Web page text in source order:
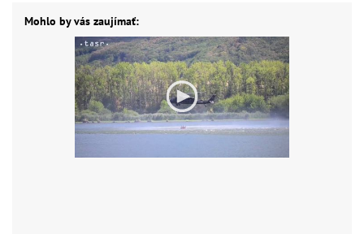
Mohlo by vás zaujímať: